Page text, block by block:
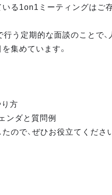
る1on1ミーティングはご
う定期的な面談のことで
集めています。
方
ンダと質問例
ので、ぜひお役立てくださ